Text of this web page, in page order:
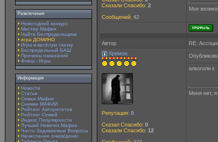
Развлечения
Новогодний конкурс
Мистер Мафия
Найти Беспредельщика
игра ДОМИНО
Игра в весёлую сказку
Беспредельный БАШ
Причины наказаний
Флеш - Игры
Информация
Новости
Статьи
Семьи Мафии
Снимки МАФИИ
Рейтинг Авторитетов
Рейтинг Семей
Индекс Популярности
Лучший Новичок Мафии
Часто Задаваемые Вопросы
Начисление очков/денег
Сказали Спасибо: 2
Сообщений: 42
Мое
Автор
RE:
Кремон
Репутация: 0
Сказал Спасибо: 0
Сказали Спасибо: 12
алкоголи к
Меня нет,